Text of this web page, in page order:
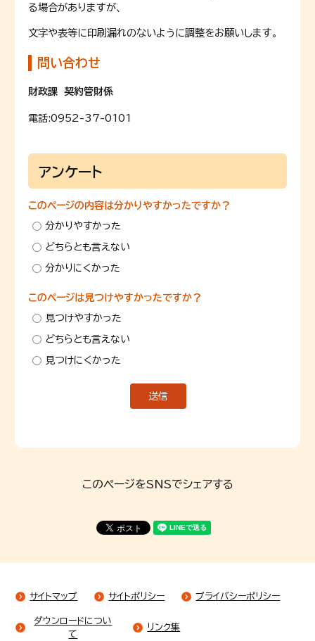
る場合がありますが、
文字や表等に印刷漏れのないように調整をお願いします。
問い合わせ
財政課 契約管財係
電話:0952-37-0101
アンケート
このページの内容は分かりやすかったですか？
分かりやすかった
どちらとも言えない
分かりにくかった
このページは見つけやすかったですか？
見つけやすかった
どちらとも言えない
見つけにくかった
このページをSNSでシェアする
サイトマップ サイトポリシー プライバシーポリシー
ダウンロードについ
て
リンク集